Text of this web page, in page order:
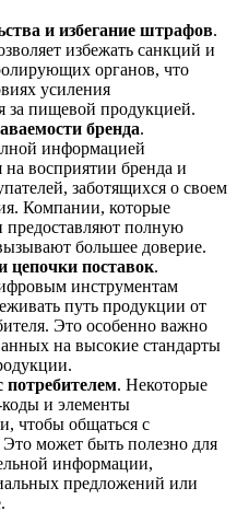
и избегание штрафов.
избежать санкций и
органов, что
усиления
за пищевой продукцией.
бренда.
информацией
на восприятии бренда и
заботящихся о своем
Компании, которые
предоставляют полную
большее доверие.
цепочки поставок.
инструментам
путь продукции от
Это особенно важно
на высокие стандарты
потребителем. Некоторые
и элементы
чтобы общаться с
может быть полезно для
информации,
предложений или